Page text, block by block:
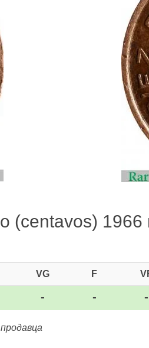
(centavos) 1966
VG F
- - -